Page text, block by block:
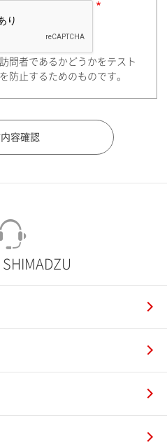
所検索
問者であるかどうかをテスト
防止するためのものです。